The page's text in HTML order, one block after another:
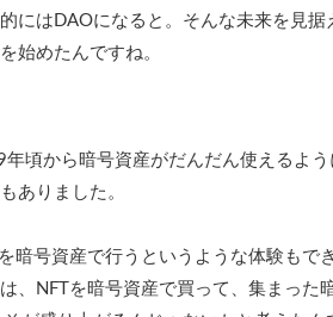
にはDAOになると。そんな未来を見
始めたんですね。
年頃から暗号資産がだんだん使えるよ
ありました。
暗号資産で行うというような体験もで
、NFTを暗号資産で買って、集まった